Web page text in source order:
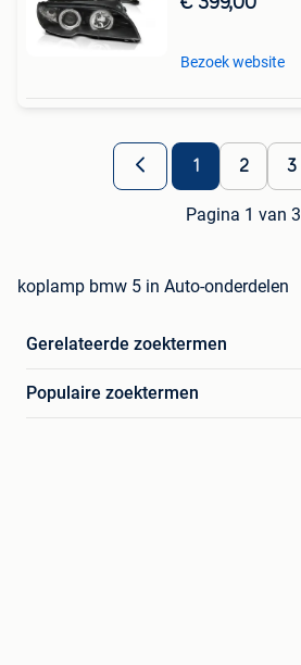
Bezoek website
1 2 3
Pagina 1 van 3
koplamp bmw 5 in Auto-onderdelen
Gerelateerde zoektermen
Populaire zoektermen